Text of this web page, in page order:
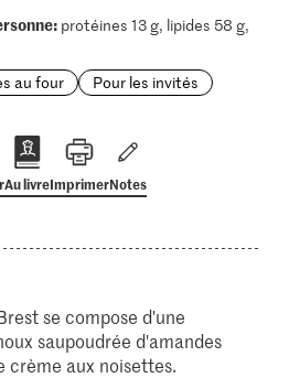
protéines 13 g, lipides 58 g,
au four Pour les invités
Au livreImprimerNotes
se compose d'une
saupoudrée d'amandes
crème aux noisettes.